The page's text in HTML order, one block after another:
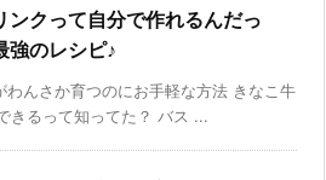
ンクって自分で作れるんだっ
強のレシピ♪
わんさか育つのにお手軽な方法 きなこ牛
きるって知ってた？ バス ...